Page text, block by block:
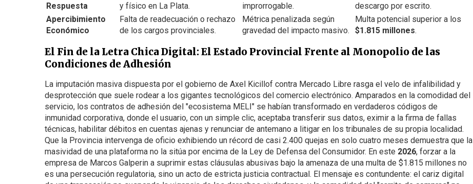
Respuesta
y físico en La Plata.
improrrogable.
descargo por escrito.
Apercibimiento
Económico
Falta de readecuación o rechazo
de los cargos provinciales.
Métrica penalizada según
gravedad del impacto masivo.
Multa potencial superior a los
$1.815 millones.
El Fin de la Letra Chica Digital: El Estado Provincial Frente al Monopolio de las
Condiciones de Adhesión
La imputación masiva dispuesta por el gobierno de Axel Kicillof contra Mercado Libre rasga el velo de infalibilidad y
desprotección que suele rodear a los gigantes tecnológicos del comercio electrónico. Amparados en la comodidad del
servicio, los contratos de adhesión del "ecosistema MELI" se habían transformado en verdaderos códigos de
inmunidad corporativa, donde el usuario, con un simple clic, aceptaba transferir sus datos, eximir a la firma de fallas
técnicas, habilitar débitos en cuentas ajenas y renunciar de antemano a litigar en los tribunales de su propia localidad.
Que la Provincia intervenga de oficio exhibiendo un récord de casi 2.400 quejas en solo cuatro meses demuestra que la
masividad de una plataforma no la sitúa por encima de la Ley de Defensa del Consumidor. En este 2026, forzar a la
empresa de Marcos Galperin a suprimir estas cláusulas abusivas bajo la amenaza de una multa de $1.815 millones no
es una persecución regulatoria, sino un acto de estricta justicia contractual. El mensaje es contundente: el cariz digital